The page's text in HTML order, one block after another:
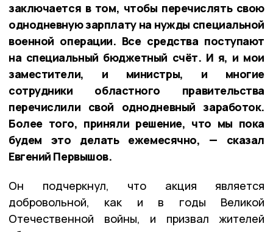
заключается в том, чтобы перечислять свою
однодневную зарплату на нужды специальной
военной операции. Все средства поступают
на специальный бюджетный счёт. И я, и мои
заместители, и министры, и многие
сотрудники областного правительства
перечислили свой однодневный заработок.
Более того, приняли решение, что мы пока
будем это делать ежемесячно, — сказал
Евгений Первышов.
Он подчеркнул, что акция является
добровольной, как и в годы Великой
Отечественной войны, и призвал жителей